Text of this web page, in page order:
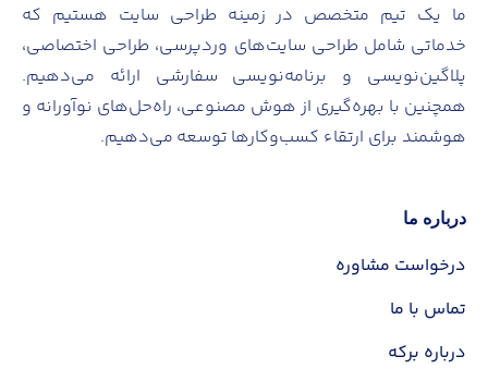
نام و نام خانوادگی
ما یک تیم متخصص در زمینه طراحی سایت هستیم که
خدماتی شامل طراحی سایت‌های وردپرسی، طراحی اختصاصی،
پلاگین‌نویسی و برنامه‌نویسی سفارشی ارائه می‌دهیم.
همچنین با بهره‌گیری از هوش مصنوعی، راه‌حل‌های نوآورانه و
هوشمند برای ارتقاء کسب‌وکارها توسعه می‌دهیم.
درباره ما
درخواست مشاوره
تماس با ما
درباره برکه